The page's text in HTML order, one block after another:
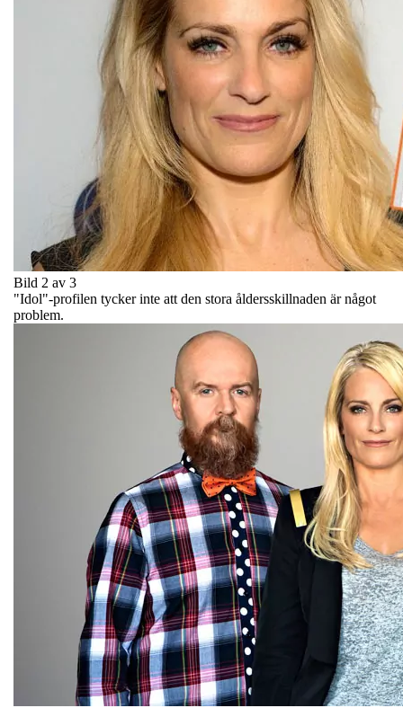
Bild 2 av 3
"Idol"-profilen tycker inte att den stora åldersskillnaden är något
problem.